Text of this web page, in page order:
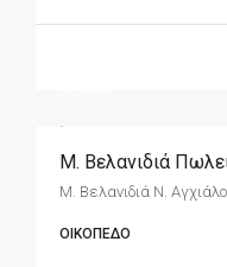
Μ. Βελανιδιά
Μ. Βελανιδιά Ν.
ΟΙΚΌΠΕΔΟ